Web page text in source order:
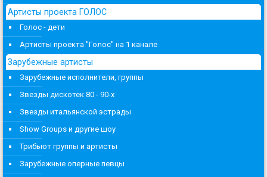
Артисты проекта ГОЛОС
Голос - дети
Артисты проекта "Голос" на 1 канале
Зарубежные артисты
Зарубежные исполнители, группы
Звезды дискотек 80 - 90-х
Звезды итальянской эстрады
Show Groups и другие шоу
Трибьют группы и артисты
Зарубежные оперные певцы